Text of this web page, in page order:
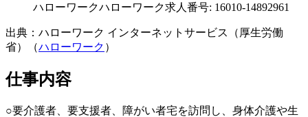
ハローワークハローワーク求人番号: 16010-14892961
出典：ハローワーク インターネットサービス（厚生労働
省）（ハローワーク ）
仕事内容
○要介護者、要支援者、障がい者宅を訪問し、身体介護や生